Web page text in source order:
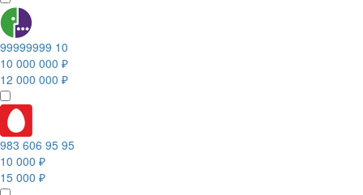
99999999 10
10 000 000 ₽
12 000 000 ₽
983 606 95 95
10 000 ₽
15 000 ₽